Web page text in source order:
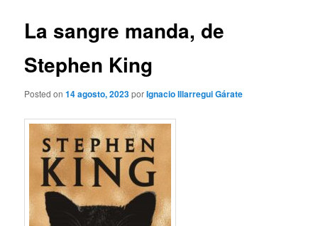
La sangre manda, de
Stephen King
Posted on14 agosto, 2023porIgnacio Illarregui Gárate